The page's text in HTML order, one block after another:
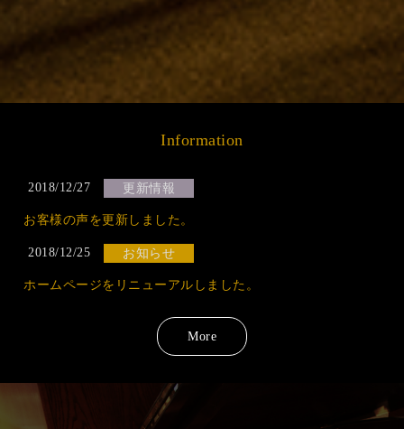
Information
2018/12/27 更新情報
お客様の声を更新しました。
2018/12/25 お知らせ
ホームページをリニューアルしました。
More